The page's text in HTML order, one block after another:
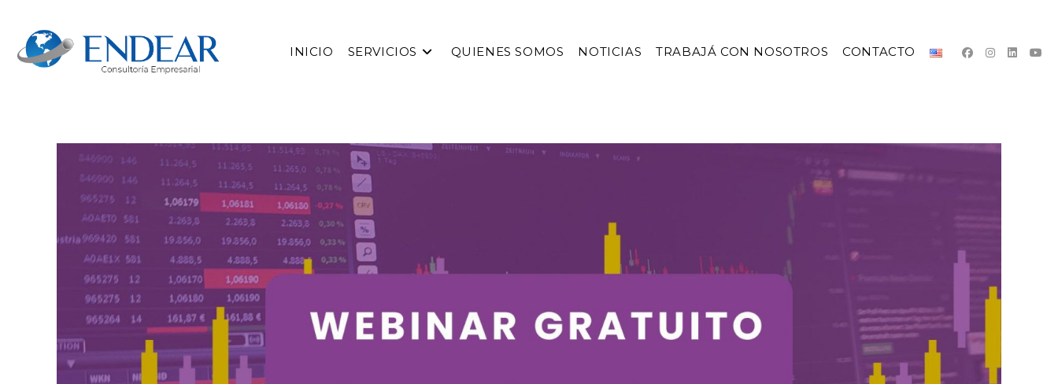
INICIO SERVICIOS QUIENES SOMOS NOTICIAS TRABAJÁ CON NOSOTROS CONTACTO